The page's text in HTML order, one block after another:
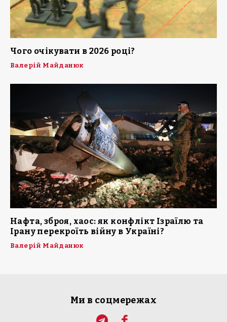
Чого очікувати в 2026 році?
Валерій Майданюк
Нафта, зброя, хаос: як конфлікт Ізраїлю та
Ірану перекроїть війну в Україні?
Валерій Майданюк
Ми в соцмережах